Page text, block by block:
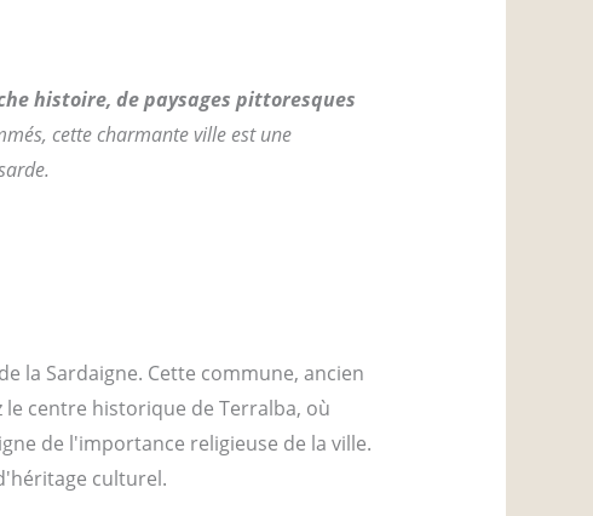
histoire, de paysages pittoresques
cette charmante ville est une
la Sardaigne. Cette commune, ancien
centre historique de Terralba, où
de l'importance religieuse de la ville.
culturel.